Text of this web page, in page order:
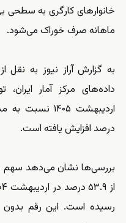
خانوارهای کارگری به
ماهانه صرف خوراک می‌شود.
به گزارش آراز نیوز به نقل
داده‌های مرکز آمار
درصد افزایش یافته است.
بررسی‌ها نشان می‌دهد سهم